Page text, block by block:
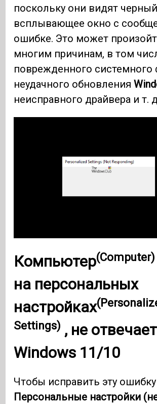
поскольку они видят
всплывающее окно с
ошибке. Это может
многим причинам, в том
поврежденного системного
неудачного обновления
неисправного драйвера и т.
Компьютер(Computer)
на персональных
настройках
Settings) , не
Windows 11/10
Чтобы исправить эту ошибку
Персональные настройки